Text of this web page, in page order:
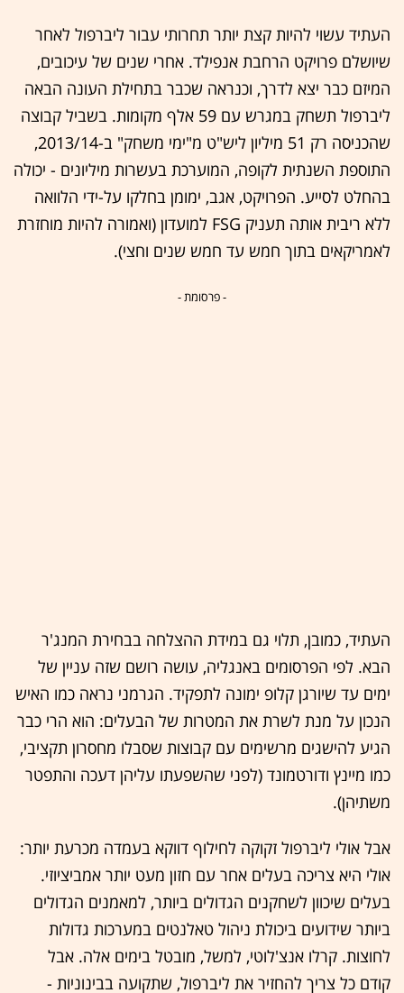
העתיד עשוי להיות קצת יותר תחרותי עבור ליברפול לאחר
שיושלם פרויקט הרחבת אנפילד. אחרי שנים של עיכובים,
המיזם כבר יצא לדרך, וכנראה שכבר בתחילת העונה הבאה
ליברפול תשחק במגרש עם 59 אלף מקומות. בשביל קבוצה
שהכניסה רק 51 מיליון ליש"ט מ"ימי משחק" ב-2013/14,
התוספת השנתית לקופה, המוערכת בעשרות מיליונים - יכולה
בהחלט לסייע. הפרויקט, אגב, ימומן בחלקו על-ידי הלוואה
ללא ריבית אותה תעניק FSG למועדון (ואמורה להיות מוחזרת
לאמריקאים בתוך חמש עד חמש שנים וחצי).
- פרסומת -
העתיד, כמובן, תלוי גם במידת ההצלחה בבחירת המנג'ר
הבא. לפי הפרסומים באנגליה, עושה רושם שזה עניין של
ימים עד שיורגן קלופ ימונה לתפקיד. הגרמני נראה כמו האיש
הנכון על מנת לשרת את המטרות של הבעלים: הוא הרי כבר
הגיע להישגים מרשימים עם קבוצות שסבלו מחסרון תקציבי,
כמו מיינץ ודורטמונד (לפני שהשפעתו עליהן דעכה והתפטר
משתיהן).
אבל אולי ליברפול זקוקה לחילוף דווקא בעמדה מכרעת יותר:
אולי היא צריכה בעלים אחר עם חזון מעט יותר אמביציוזי.
בעלים שיכוון לשחקנים הגדולים ביותר, למאמנים הגדולים
ביותר שידועים ביכולת ניהול טאלנטים במערכות גדולות
לחוצות. קרלו אנצ'לוטי, למשל, מובטל בימים אלה. אבל
קודם כל צריך להחזיר את ליברפול, שתקועה בבינוניות -